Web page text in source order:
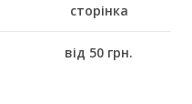
сторінка
від 50 грн.